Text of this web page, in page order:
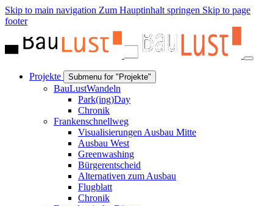
Skip to main navigation Zum Hauptinhalt springen Skip to page
footer
Projekte Submenu for "Projekte"
BauLustWandeln
Park(ing)Day
Chronik
Frankenschnellweg
Visualisierungen Ausbau Mitte
Ausbau West
Greenwashing
Bürgerentscheid
Alternativen zum Ausbau
Flugblatt
Chronik